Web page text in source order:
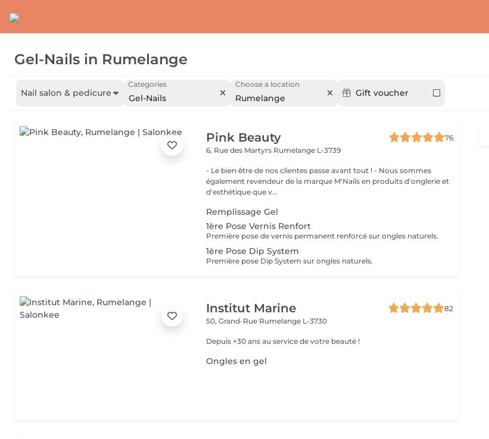
Gel-Nails in Rumelange
Nail salon & pedicure
Categories
Gel-Nails
Choose a location
Rumelange Gift voucher
Pink Beauty
76
6, Rue des Martyrs Rumelange L-3739
- Le bien être de nos clientes passe avant tout ! - Nous sommes
également revendeur de la marque M'Nails en produits d'onglerie et
d'esthétique que v...
Remplissage Gel
1ère Pose Vernis Renfort
Première pose de vernis permanent renforcé sur ongles naturels.
1ère Pose Dip System
Première pose Dip System sur ongles naturels.
Institut Marine
82
50, Grand-Rue Rumelange L-3730
Depuis +30 ans au service de votre beauté !
Ongles en gel